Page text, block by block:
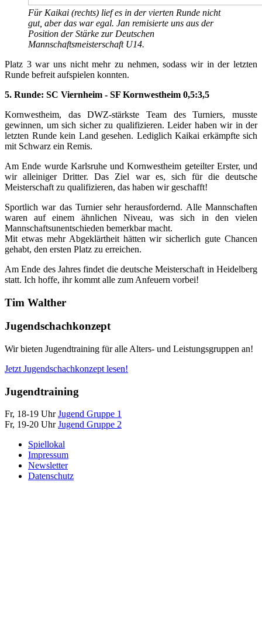
Für Kaikai (rechts) lief es in der vierten Runde nicht
gut, aber das war egal. Jan remisierte uns aus der
Position der Stärke zur Deutschen
Mannschaftsmeisterschaft U14.
Platz 3 war uns nicht mehr zu nehmen, sodass wir in der letzten
Runde befreit aufspielen konnten.
5. Runde: SC Viernheim - SF Kornwestheim 0,5:3,5
Kornwestheim, das DWZ-stärkste Team des Turniers, musste
gewinnen, um sich sicher zu qualifizieren. Leider haben wir in der
letzten Runde kein Land gesehen. Lediglich Kaikai erkämpfte sich
mit Schwarz ein Remis.
Am Ende wurde Karlsruhe und Kornwestheim geteilter Erster, und
wir alleiniger Dritter. Das Ziel war es, sich für die deutsche
Meisterschaft zu qualifizieren, das haben wir geschafft!
Sportlich war das Turnier sehr herausfordernd. Alle Mannschaften
waren auf einem ähnlichen Niveau, was sich in den vielen
Mannschaftsunentschieden bemerkbar macht.
Mit etwas mehr Abgeklärtheit hätten wir sicherlich gute Chancen
gehabt, den ersten Platz zu erreichen.
Am Ende des Jahres findet die deutsche Meisterschaft in Heidelberg
statt. Ich hoffe, ihr kommt alle zum Anfeuern vorbei!
Tim Walther
Jugendschachkonzept
Wir bieten Jugendtraining für alle Alters- und Leistungsgruppen an!
Jetzt Jugendschachkonzept lesen!
Jugendtraining
Fr, 18-19 UhrJugend Gruppe 1
Fr, 19-20 UhrJugend Gruppe 2
Spiellokal
Impressum
Newsletter
Datenschutz